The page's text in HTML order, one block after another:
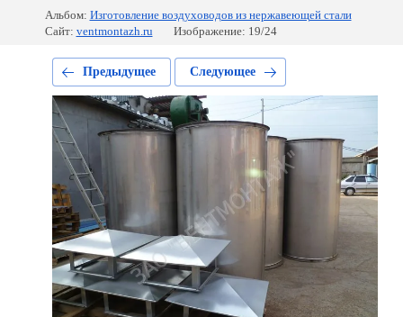
Альбом: Изготовление воздуховодов из нержавеющей стали
Сайт: ventmontazh.ru Изображение: 19/24
Предыдущее Следующее